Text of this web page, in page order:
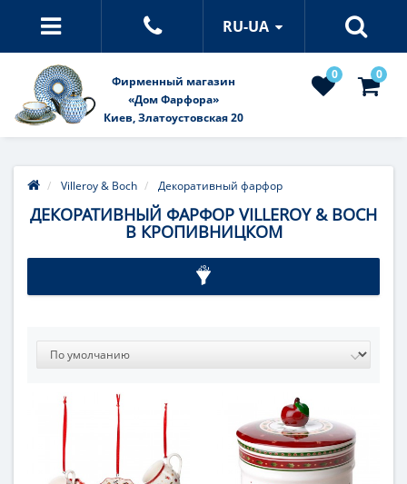
RU-UA
Фирменный магазин
«Дом Фарфора»
Киев, Златоустовская 20
0 0
Villeroy & Boch Декоративный фарфор
ДЕКОРАТИВНЫЙ ФАРФОР VILLEROY & BOCH
В КРОПИВНИЦКОМ